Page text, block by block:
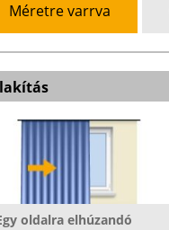
Méretre varrva
oldalra elhúzandó